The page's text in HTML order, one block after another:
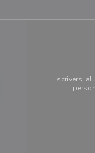
Iscriversi